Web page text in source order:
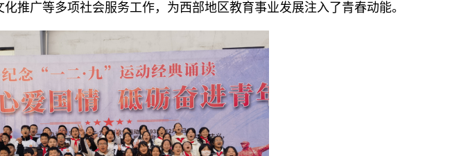
推广等多项社会服务工作，为西部地区教育事业发展注入了青春动能。